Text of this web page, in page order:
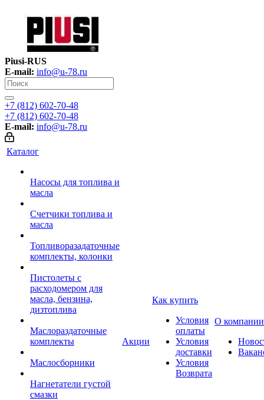
Piusi-RUS
E-mail: info@u-78.ru
+7 (812) 602-70-48
+7 (812) 602-70-48
E-mail: info@u-78.ru
Каталог
Насосы для топлива и
масла
Счетчики топлива и
масла
Топливоразадаточные
комплекты, колонки
Пистолеты с
расходомером для
масла, бензина,
дизтоплива
Маслораздаточные
комплекты
Маслосборники
Нагнетатели густой
смазки
Акции
Как купить
Условия
оплаты
Условия
доставки
Условия
Возврата
О компании